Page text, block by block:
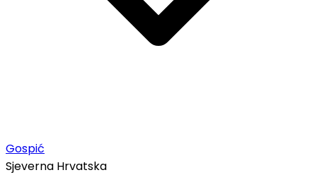
Gospić
Sjeverna Hrvatska